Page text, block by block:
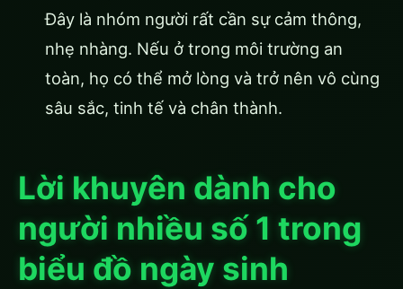
Đây là nhóm người rất cần sự cảm thông,
nhẹ nhàng. Nếu ở trong môi trường an
toàn, họ có thể mở lòng và trở nên vô cùng
sâu sắc, tinh tế và chân thành.
Lời khuyên dành cho
người nhiều số 1 trong
biểu đồ ngày sinh